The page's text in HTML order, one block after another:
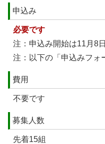
申込み
必要です
注：申込み開始は11月8
注：以下の「申込みフォ
費用
不要です
募集人数
先着15組